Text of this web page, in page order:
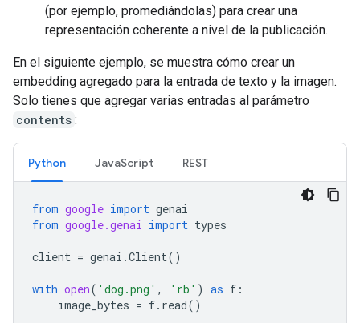
(por ejemplo, promediándolas) para crear una
representación coherente a nivel de la publicación.
En el siguiente ejemplo, se muestra cómo crear un
embedding agregado para la entrada de texto y la imagen.
Solo tienes que agregar varias entradas al parámetro
contents :
Python JavaScript REST
from google import genai
from google.genai import types
client = genai .Client()
with open( 'dog.png' , 'rb' ) as f :
image_bytes = f. read()